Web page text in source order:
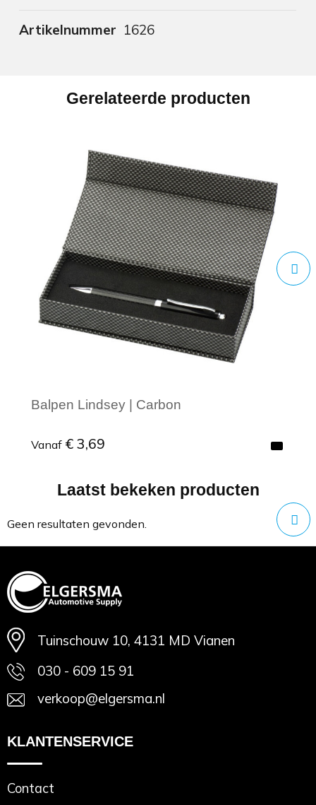
Artikelnummer 1626
Gerelateerde producten
Balpen Lindsey | Carbon
Vanaf € 3,69
Minimale afname: 1
Laatst bekeken producten
Geen resultaten gevonden.
Tuinschouw 10, 4131 MD Vianen
030 - 609 15 91
verkoop@elgersma.nl
KLANTENSERVICE
Contact